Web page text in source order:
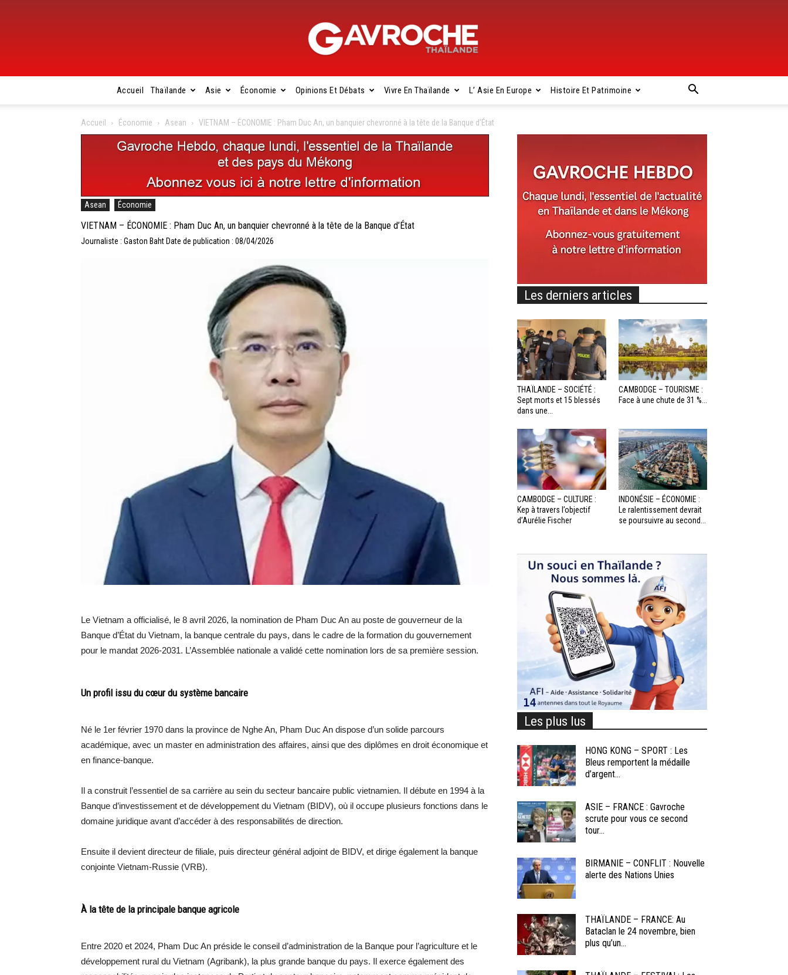
Gavroche
Accueil Thaïlande Asie Économie Opinions Et Débats Vivre En Thaïlande L’ Asie En Europe Histoire Et Patrimoine
Accueil Économie Asean VIETNAM – ÉCONOMIE : Pham Duc An, un banquier chevronné à la tête de la Banque d’État
Asean Économie
VIETNAM – ÉCONOMIE : Pham Duc An, un banquier chevronné à la tête de la Banque d’État
Journaliste : Gaston Baht Date de publication : 08/04/2026
Le Vietnam a officialisé, le 8 avril 2026, la nomination de Pham Duc An au poste de gouverneur de la
Banque d’État du Vietnam, la banque centrale du pays, dans le cadre de la formation du gouvernement
pour le mandat 2026-2031. L’Assemblée nationale a validé cette nomination lors de sa première session.
Un profil issu du cœur du système bancaire
Né le 1er février 1970 dans la province de Nghe An, Pham Duc An dispose d’un solide parcours
académique, avec un master en administration des affaires, ainsi que des diplômes en droit économique et
en finance-banque.
Il a construit l’essentiel de sa carrière au sein du secteur bancaire public vietnamien. Il débute en 1994 à la
Banque d’investissement et de développement du Vietnam (BIDV), où il occupe plusieurs fonctions dans le
domaine juridique avant d’accéder à des responsabilités de direction.
Ensuite il devient directeur de filiale, puis directeur général adjoint de BIDV, et dirige également la banque
conjointe Vietnam-Russie (VRB).
À la tête de la principale banque agricole
Entre 2020 et 2024, Pham Duc An préside le conseil d’administration de la Banque pour l’agriculture et le
développement rural du Vietnam (Agribank), la plus grande banque du pays. Il exerce également des
Les derniers articles
THAÏLANDE – SOCIÉTÉ :
Sept morts et 15 blessés
dans une...
CAMBODGE – TOURISME :
Face à une chute de 31 %...
CAMBODGE – CULTURE :
Kep à travers l’objectif
d’Aurélie Fischer
INDONÉSIE – ÉCONOMIE :
Le ralentissement devrait
se poursuivre au second...
Les plus lus
HONG KONG – SPORT : Les
Bleus remportent la médaille
d’argent...
ASIE – FRANCE : Gavroche
scrute pour vous ce second
tour...
BIRMANIE – CONFLIT : Nouvelle
alerte des Nations Unies
THAÏLANDE – FRANCE: Au
Bataclan le 24 novembre, bien
plus qu’un...